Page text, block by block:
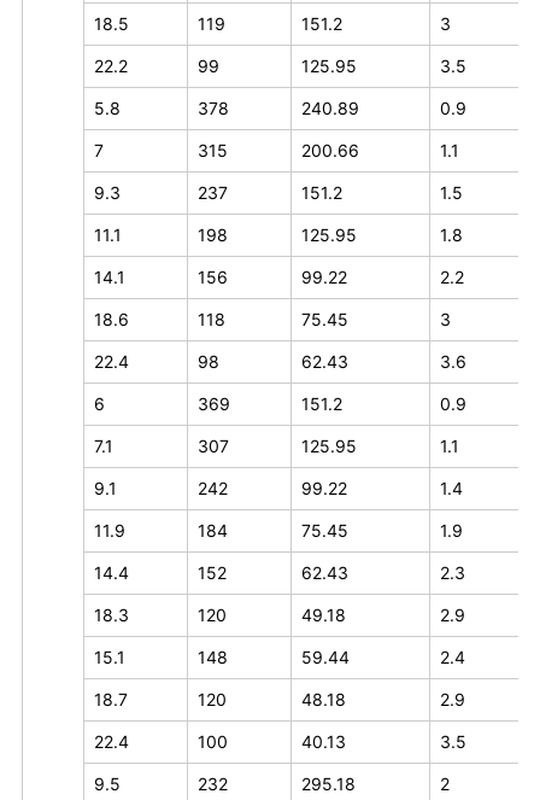
18.5 119 151.2 3
22.2 99 125.95 3.5
5.8 378 240.89 0.9
7 315 200.66 1.1
9.3 237 151.2 1.5
11.1 198 125.95 1.8
14.1 156 99.22 2.2
18.6 118 75.45 3
22.4 98 62.43 3.6
6 369 151.2 0.9
7.1 307 125.95 1.1
9.1 242 99.22 1.4
11.9 184 75.45 1.9
14.4 152 62.43 2.3
18.3 120 49.18 2.9
15.1 148 59.44 2.4
18.7 120 48.18 2.9
22.4 100 40.13 3.5
9.5 232 295.18 2